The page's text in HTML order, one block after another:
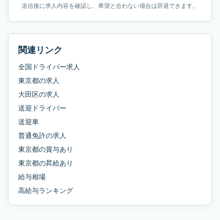
送信後に求人内容を確認し、希望と合わない場合は辞退できます。
関連リンク
全国ドライバー求人
東京都の求人
大田区の求人
送迎ドライバー
送迎車
普通免許の求人
東京都の賞与あり
東京都の昇給あり
給与相場
高給与ランキング